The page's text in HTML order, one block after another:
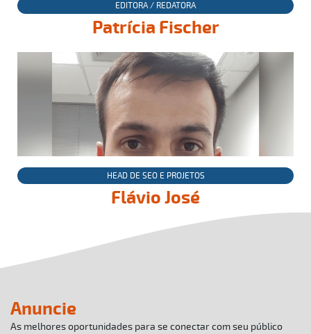
EDITORA / REDATORA
Patrícia Fischer
HEAD DE SEO E PROJETOS
Flávio José
Anuncie
As melhores oportunidades para se conectar com seu público